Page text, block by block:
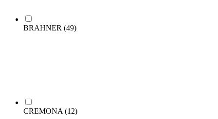
BRAHNER (49)
CREMONA (12)